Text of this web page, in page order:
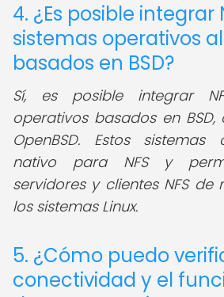
4. ¿Es posible integrar
sistemas operativos
basados en BSD?
Sí, es posible integrar
operativos basados en BSD,
OpenBSD. Estos sistemas
nativo para NFS y
servidores y clientes NFS
los sistemas Linux.
5. ¿Cómo puedo
conectividad y el